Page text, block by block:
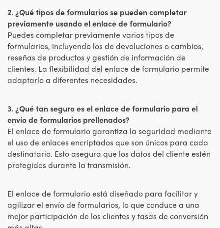
2. ¿Qué tipos de formularios se pueden completar
previamente usando el enlace de formulario?
Puedes completar previamente varios tipos de
formularios, incluyendo los de devoluciones o cambios,
reseñas de productos y gestión de información de
clientes. La flexibilidad del enlace de formulario permite
adaptarlo a diferentes necesidades.
3. ¿Qué tan seguro es el enlace de formulario para el
envío de formularios prellenados?
El enlace de formulario garantiza la seguridad mediante
el uso de enlaces encriptados que son únicos para cada
destinatario. Esto asegura que los datos del cliente estén
protegidos durante la transmisión.
El enlace de formulario está diseñado para facilitar y
agilizar el envío de formularios, lo que conduce a una
mejor participación de los clientes y tasas de conversión